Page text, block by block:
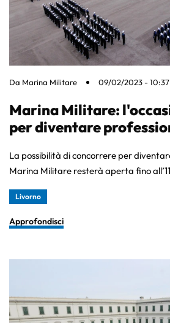
Da Marina Militare 09/02/2023 - 10:37
Marina Militare:
per diventare
La possibilità di concorrere per
Marina Militare resterà aperta fino
Livorno
Approfondisci